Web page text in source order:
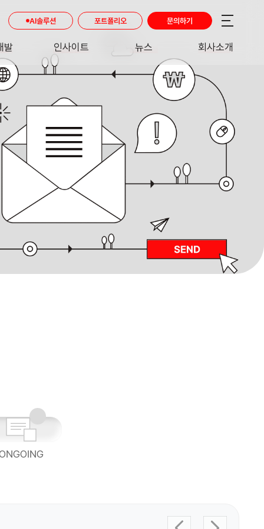
발 인사이트
INSIGHT
뉴스
NEWS
회사소개
AI솔루션 포트폴리오 문의하기